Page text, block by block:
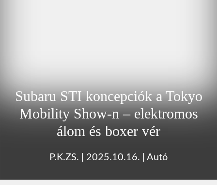
Subaru STI koncepciók a Tokyo
Mobility Show-n – elektromos
álom és boxer vér
P.K.ZS. 2025.10.16. Autó